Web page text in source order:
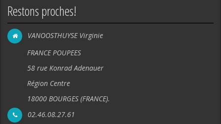
Restons proches!
VANOOSTHUYSE Virginie
FRANCE POUPEES
58 rue Konrad Adenauer
Région Centre
18000 BOURGES (FRANCE).
02.46.08.27.61